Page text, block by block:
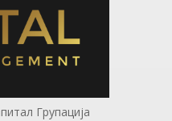
Групација